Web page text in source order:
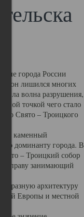
города России
он лишился многих
волна разрушения,
точкой чего стало
Свято – Троицкого
каменный
доминанту города. В
– Троицкий собор
праву занимающий
архитектуру
Европы и местной